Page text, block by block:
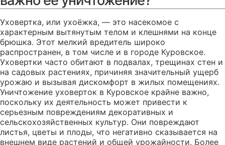
Уховертка, или ухоёжка, — это насекомое с
характерным вытянутым телом и клешнями на конце
брюшка. Этот мелкий вредитель широко
распространен, в том числе и в городе Куровское.
Уховертки часто обитают в подвалах, трещинах стен и
на садовых растениях, причиняя значительный ущерб
урожаю и вызывая дискомфорт в жилых помещениях.
Уничтожение уховерток в Куровское крайне важно,
поскольку их деятельность может привести к
серьезным повреждениям декоративных и
сельскохозяйственных культур. Они повреждают
листья, цветы и плоды, что негативно сказывается на
внешнем виде растений и общей урожайности. Более